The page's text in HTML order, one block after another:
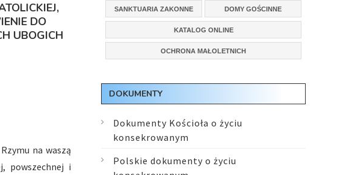
DO
UBOGICH
na waszą
powszechnej i
SANKTUARIA ZAKONNE DOMY GOŚCINNE
KATALOG ONLINE
OCHRONA MAŁOLETNICH
DOKUMENTY
Dokumenty Kościoła o życiu
konsekrowanym
Polskie dokumenty o życiu